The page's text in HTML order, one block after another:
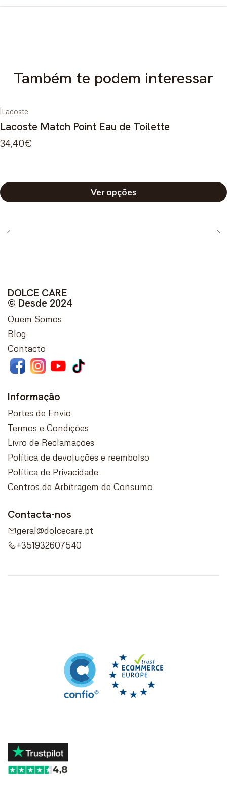
Também te podem interessar
|Lacoste
Lacoste Match Point Eau de Toilette
34,40€
Ver opções
DOLCE CARE
© Desde 2024
Quem Somos
Blog
Contacto
Informação
Portes de Envio
Termos e Condições
Livro de Reclamações
Política de devoluções e reembolso
Política de Privacidade
Centros de Arbitragem de Consumo
Contacta-nos
geral@dolcecare.pt
+351932607540